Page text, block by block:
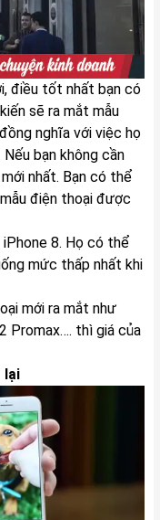
điều tốt nhất bạn có
sẽ ra mắt mẫu
nghĩa với việc họ
bạn không cần
nhất. Bạn có thể
điện thoại được
iPhone 8. Họ có thể
mức thấp nhất khi
mới ra mắt như
Promax…. thì giá của
lại